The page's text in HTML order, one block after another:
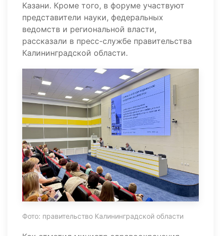
Казани. Кроме того, в форуме участвуют
представители науки, федеральных
ведомств и региональной власти,
рассказали в пресс-службе правительства
Калининградской области.
Фото: правительство Калининградской области